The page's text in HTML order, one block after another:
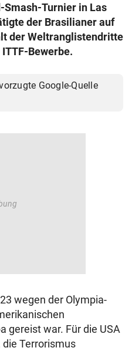
Smash-Turnier in Las
der Brasilianer auf
der Weltranglistendritte
Bewerbe.
Google-Quelle
wegen der Olympia-
gereist war. Für die USA
die Terrorismus